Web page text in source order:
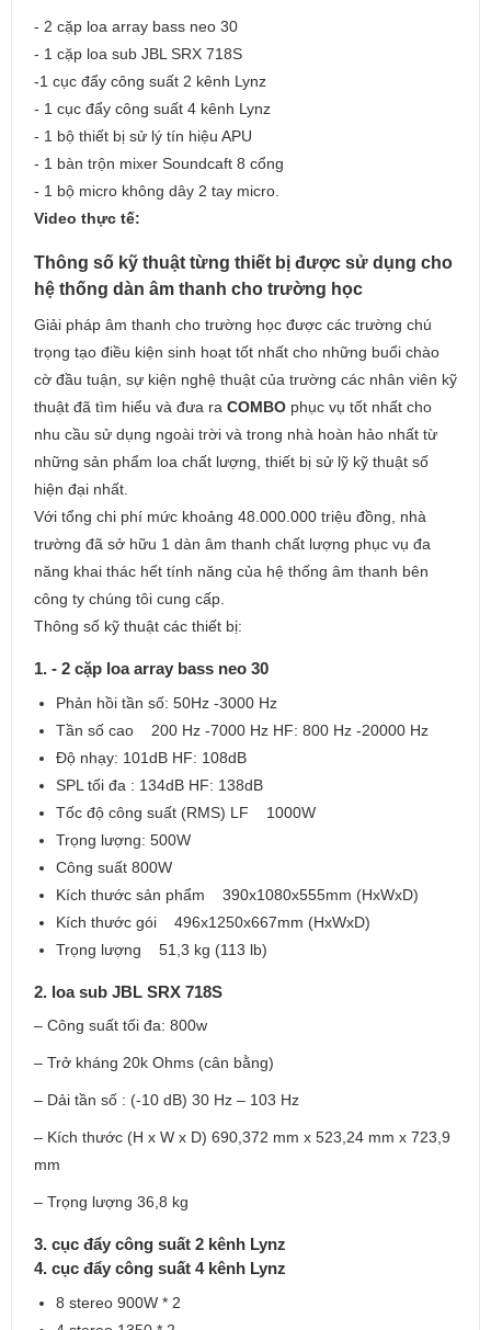
- 2 cặp loa array bass neo 30
- 1 cặp loa sub JBL SRX 718S
-1 cục đẩy công suất 2 kênh Lynz
- 1 cục đẩy công suất 4 kênh Lynz
- 1 bộ thiết bị sử lý tín hiệu APU
- 1 bàn trộn mixer Soundcaft 8 cổng
- 1 bộ micro không dây 2 tay micro.
Video thực tế:
Thông số kỹ thuật từng thiết bị được sử dụng cho
hệ thống dàn âm thanh cho trường học
Giải pháp âm thanh cho trường học được các trường chú
trọng tạo điều kiện sinh hoạt tốt nhất cho những buổi chào
cờ đầu tuận, sự kiện nghệ thuật của trường các nhân viên kỹ
thuật đã tìm hiểu và đưa ra COMBO phục vụ tốt nhất cho
nhu cầu sử dụng ngoài trời và trong nhà hoàn hảo nhất từ
những sản phẩm loa chất lượng, thiết bị sử lỹ kỹ thuật số
hiện đại nhất.
Với tổng chi phí mức khoảng 48.000.000 triệu đồng, nhà
trường đã sở hữu 1 dàn âm thanh chất lượng phục vụ đa
năng khai thác hết tính năng của hệ thống âm thanh bên
công ty chúng tôi cung cấp.
Thông số kỹ thuật các thiết bị:
1. - 2 cặp loa array bass neo 30
Phản hồi tần số: 50Hz -3000 Hz
Tần số cao 200 Hz -7000 Hz HF: 800 Hz -20000 Hz
Độ nhạy: 101dB HF: 108dB
SPL tối đa : 134dB HF: 138dB
Tốc độ công suất (RMS) LF 1000W
Trọng lượng: 500W
Công suất 800W
Kích thước sản phẩm 390x1080x555mm (HxWxD)
Kích thước gói 496x1250x667mm (HxWxD)
Trọng lượng 51,3 kg (113 lb)
2. loa sub JBL SRX 718S
– Công suất tối đa: 800w
– Trở kháng 20k Ohms (cân bằng)
– Dải tần số : (-10 dB) 30 Hz – 103 Hz
– Kích thước (H x W x D) 690,372 mm x 523,24 mm x 723,9
mm
– Trọng lượng 36,8 kg
3. cục đẩy công suất 2 kênh Lynz
4. cục đẩy công suất 4 kênh Lynz
8 stereo 900W * 2